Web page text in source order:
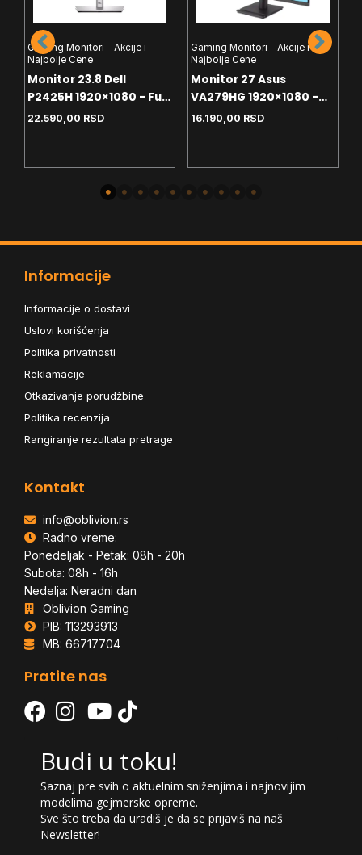
Gaming Monitori - Akcije i
Najbolje Cene
Monitor 23.8 Dell
P2425H 1920×1080 - Full
HD - IPS - 100Hz - 5ms -
22.590,00 RSD
Gaming Monitori - Akcije i
Najbolje Cene
Monitor 27 Asus
VA279HG 1920×1080 -
Full HD - IPS - 120Hz -
16.190,00 RSD
Informacije
Informacije o dostavi
Uslovi korišćenja
Politika privatnosti
Reklamacije
Otkazivanje porudžbine
Politika recenzija
Rangiranje rezultata pretrage
Kontakt
info@oblivion.rs
Radno vreme:
Ponedeljak - Petak: 08h - 20h
Subota: 08h - 16h
Nedelja: Neradni dan
Oblivion Gaming
PIB: 113293913
MB: 66717704
Pratite nas
Budi u toku!
Saznaj pre svih o aktuelnim sniženjima i najnovijim
modelima gejmerske opreme.
Sve što treba da uradiš je da se prijaviš na naš
Newsletter!